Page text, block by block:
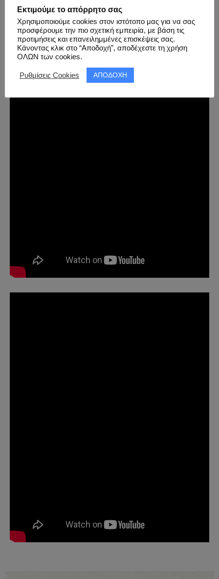
Εκτιμούμε το απόρρητο σας
Χρησιμοποιούμε cookies στον ιστότοπο μας για να σας
προσφέρουμε την πιο σχετική εμπειρία, με βάση τις
προτιμήσεις και επανειλημμένες επισκέψεις σας.
Κάνοντας κλικ στο “Αποδοχή”, αποδέχεστε τη χρήση
ΟΛΩΝ των cookies.
Ρυθμίσεις Cookies ΑΠΟΔΟΧΗ